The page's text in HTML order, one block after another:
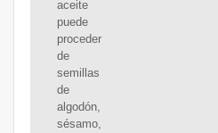
aceite
puede
proceder
de
semillas
de
algodón,
sésamo,